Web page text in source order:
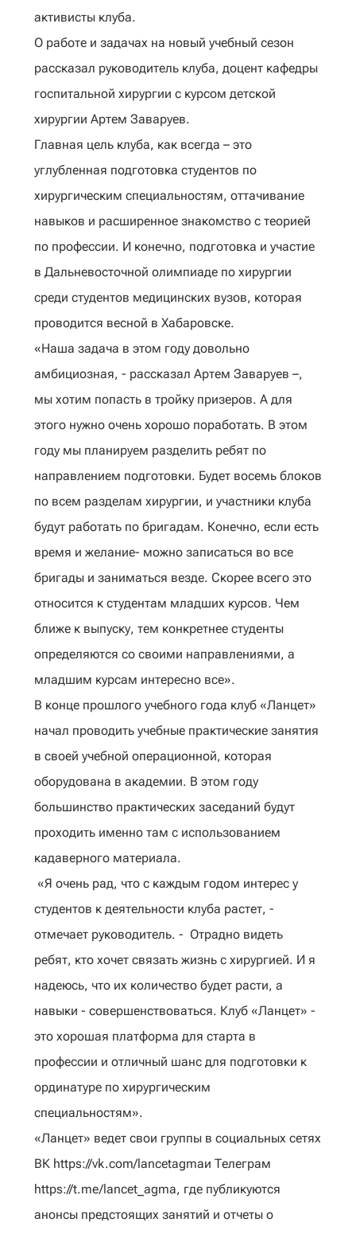
активисты клуба.
О работе и задачах на новый учебный сезон
рассказал руководитель клуба, доцент кафедры
госпитальной хирургии с курсом детской
хирургии Артем Заваруев.
Главная цель клуба, как всегда – это
углубленная подготовка студентов по
хирургическим специальностям, оттачивание
навыков и расширенное знакомство с теорией
по профессии. И конечно, подготовка и участие
в Дальневосточной олимпиаде по хирургии
среди студентов медицинских вузов, которая
проводится весной в Хабаровске.
«Наша задача в этом году довольно
амбициозная, - рассказал Артем Заваруев –,
мы хотим попасть в тройку призеров. А для
этого нужно очень хорошо поработать. В этом
году мы планируем разделить ребят по
направлением подготовки. Будет восемь блоков
по всем разделам хирургии, и участники клуба
будут работать по бригадам. Конечно, если есть
время и желание- можно записаться во все
бригады и заниматься везде. Скорее всего это
относится к студентам младших курсов. Чем
ближе к выпуску, тем конкретнее студенты
определяются со своими направлениями, а
младшим курсам интересно все».
В конце прошлого учебного года клуб «Ланцет»
начал проводить учебные практические занятия
в своей учебной операционной, которая
оборудована в академии. В этом году
большинство практических заседаний будут
проходить именно там с использованием
кадаверного материала.
«Я очень рад, что с каждым годом интерес у
студентов к деятельности клуба растет, -
отмечает руководитель. - Отрадно видеть
ребят, кто хочет связать жизнь с хирургией. И я
надеюсь, что их количество будет расти, а
навыки - совершенствоваться. Клуб «Ланцет» -
это хорошая платформа для старта в
профессии и отличный шанс для подготовки к
ординатуре по хирургическим
специальностям».
«Ланцет» ведет свои группы в социальных сетях
ВК https://vk.com/lancetagmaи Телеграм
https://t.me/lancet_agma, где публикуются
анонсы предстоящих занятий и отчеты о